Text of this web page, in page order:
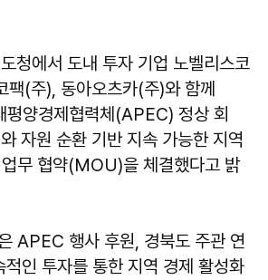
청에서 도내 투자 기업 노벨리스코
팩(주), 동아오츠카(주)와 함께
평양경제협력체(APEC) 정상 회
자원 순환 기반 지속 가능한 지역
무 협약(MOU)을 체결했다고 밝
APEC 행사 후원, 경북도 주관 연
인 투자를 통한 지역 경제 활성화